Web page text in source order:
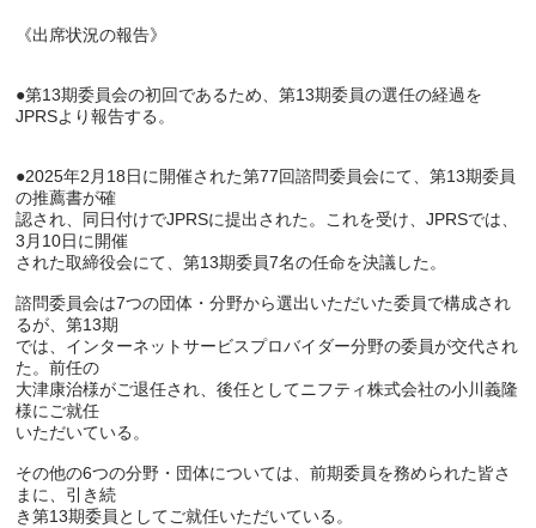
《出席状況の報告》
●第13期委員会の初回であるため、第13期委員の選任の経過を
JPRSより報告する。
●2025年2月18日に開催された第77回諮問委員会にて、第13期委員
の推薦書が確
認され、同日付けでJPRSに提出された。これを受け、JPRSでは、
3月10日に開催
された取締役会にて、第13期委員7名の任命を決議した。
諮問委員会は7つの団体・分野から選出いただいた委員で構成され
るが、第13期
では、インターネットサービスプロバイダー分野の委員が交代され
た。前任の
大津康治様がご退任され、後任としてニフティ株式会社の小川義隆
様にご就任
いただいている。
その他の6つの分野・団体については、前期委員を務められた皆さ
まに、引き続
き第13期委員としてご就任いただいている。